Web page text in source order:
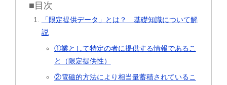
■目次
「限定提供データ」とは？ 基礎知識について解
説
①業として特定の者に提供する情報であるこ
と（限定提供性）
②電磁的方法により相当量蓄積されているこ